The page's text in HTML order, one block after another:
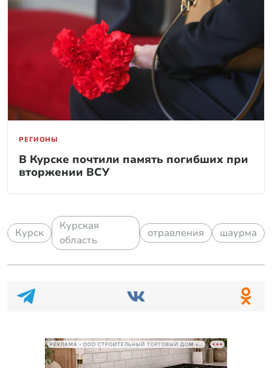
РЕГИОНЫ
В Курске почтили память погибших при
вторжении ВСУ
Курск
Курская
область
отравления шаурма